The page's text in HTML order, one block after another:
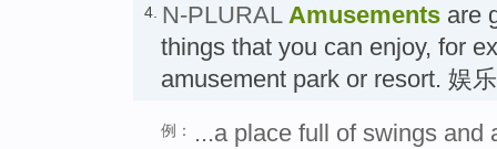
4. N-PLURAL Amusements are
things that you can enjoy, for
amusement park or resort. 娱
例：
...a place full of swings and